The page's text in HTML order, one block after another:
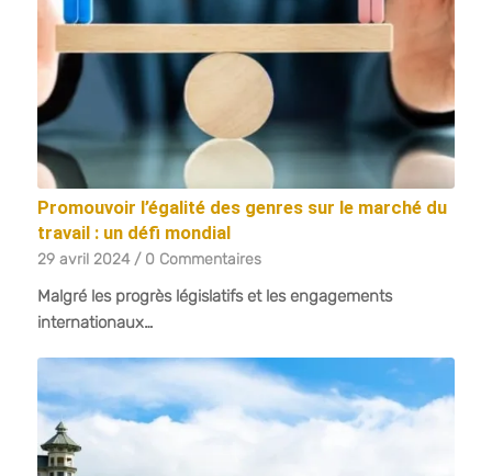
Promouvoir l’égalité des genres sur le marché du
travail : un défi mondial
29 avril 2024 / 0 Commentaires
Malgré les progrès législatifs et les engagements
internationaux…